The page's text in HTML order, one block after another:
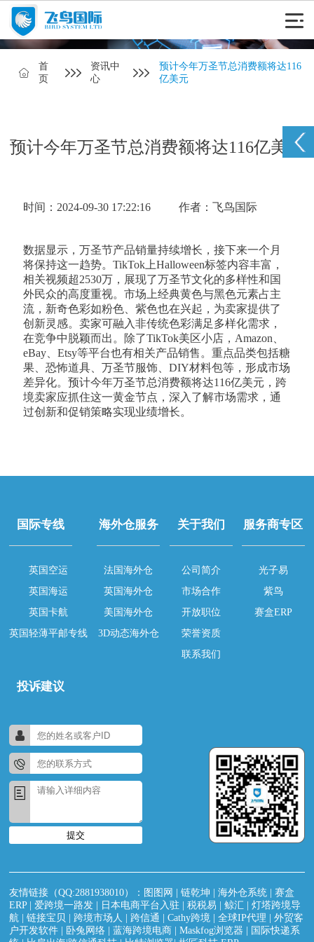
首
页
资讯中
心
预计今年万圣节总消费额将达116
亿美元
预计今年万圣节总消费额将达116亿美元
时间：2024-09-30 17:22:16 作者：飞鸟国际
数据显示，万圣节产品销量持续增长，接下来一个月
将保持这一趋势。TikTok上Halloween标签内容丰富，
相关视频超2530万，展现了万圣节文化的多样性和国
外民众的高度重视。市场上经典黄色与黑色元素占主
流，新奇色彩如粉色、紫色也在兴起，为卖家提供了
创新灵感。卖家可融入非传统色彩满足多样化需求，
在竞争中脱颖而出。除了TikTok美区小店，Amazon、
eBay、Etsy等平台也有相关产品销售。重点品类包括糖
果、恐怖道具、万圣节服饰、DIY材料包等，形成市场
差异化。预计今年万圣节总消费额将达116亿美元，跨
境卖家应抓住这一黄金节点，深入了解市场需求，通
过创新和促销策略实现业绩增长。
国际专线
英国空运
英国海运
英国卡航
英国轻薄平邮专线
海外仓服务
法国海外仓
英国海外仓
美国海外仓
3D动态海外仓
关于我们
公司简介
市场合作
开放职位
荣誉资质
联系我们
服务商专区
光子易
紫鸟
赛盒ERP
投诉建议
提交
友情链接（QQ:2881938010）： 图图网 |链乾坤 |海外仓系统 |赛盒
ERP|爱跨境一路发 日本电商平台入驻 |税税易 |鲸汇 |灯塔跨境导
航 |链接宝贝 |跨境市场人 |跨信通 |Cathy跨境 |全球IP代理 |外贸客
户开发软件
卧兔网络 |蓝海跨境电商 |Maskfog浏览器
国际快递系